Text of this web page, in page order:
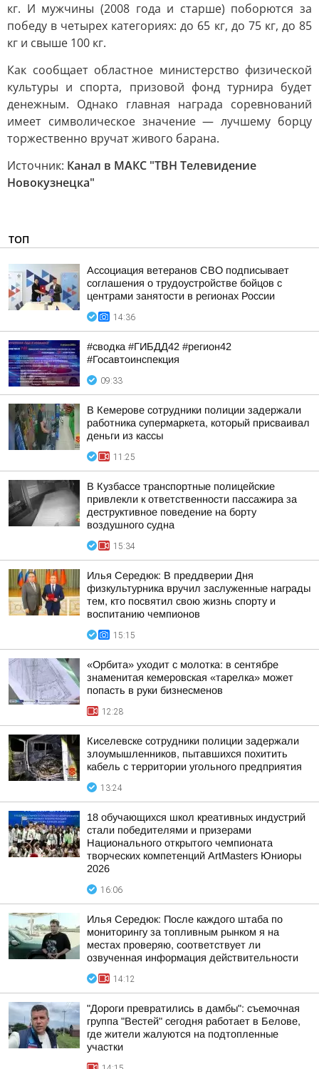
кг. И мужчины (2008 года и старше) поборются за
победу в четырех категориях: до 65 кг, до 75 кг, до 85
кг и свыше 100 кг.
Как сообщает областное министерство физической
культуры и спорта, призовой фонд турнира будет
денежным. Однако главная награда соревнований
имеет символическое значение — лучшему борцу
торжественно вручат живого барана.
Источник: Канал в МАКС "ТВН Телевидение
Новокузнецка"
ТОП
Ассоциация ветеранов СВО подписывает
соглашения о трудоустройстве бойцов с
центрами занятости в регионах России
14:36
#сводка #ГИБДД42 #регион42
#Госавтоинспекция
09:33
В Кемерове сотрудники полиции задержали
работника супермаркета, который присваивал
деньги из кассы
11:25
В Кузбассе транспортные полицейские
привлекли к ответственности пассажира за
деструктивное поведение на борту
воздушного судна
15:34
Илья Середюк: В преддверии Дня
физкультурника вручил заслуженные награды
тем, кто посвятил свою жизнь спорту и
воспитанию чемпионов
15:15
«Орбита» уходит с молотка: в сентябре
знаменитая кемеровская «тарелка» может
попасть в руки бизнесменов
12:28
Киселевске сотрудники полиции задержали
злоумышленников, пытавшихся похитить
кабель с территории угольного предприятия
13:24
18 обучающихся школ креативных индустрий
стали победителями и призерами
Национального открытого чемпионата
творческих компетенций ArtMasters Юниоры
2026
16:06
Илья Середюк: После каждого штаба по
мониторингу за топливным рынком я на
местах проверяю, соответствует ли
озвученная информация действительности
14:12
"Дороги превратились в дамбы": съемочная
группа "Вестей" сегодня работает в Белове,
где жители жалуются на подтопленные
участки